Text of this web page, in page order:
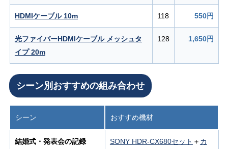
HDMIケーブル 10m 118 550円
光ファイバーHDMIケーブル メッシュタ
イプ 20m
128 1,650円
シーン別おすすめの組み合わせ
シーン おすすめ機材
結婚式・発表会の記録 SONY HDR-CX680セット ＋ カ